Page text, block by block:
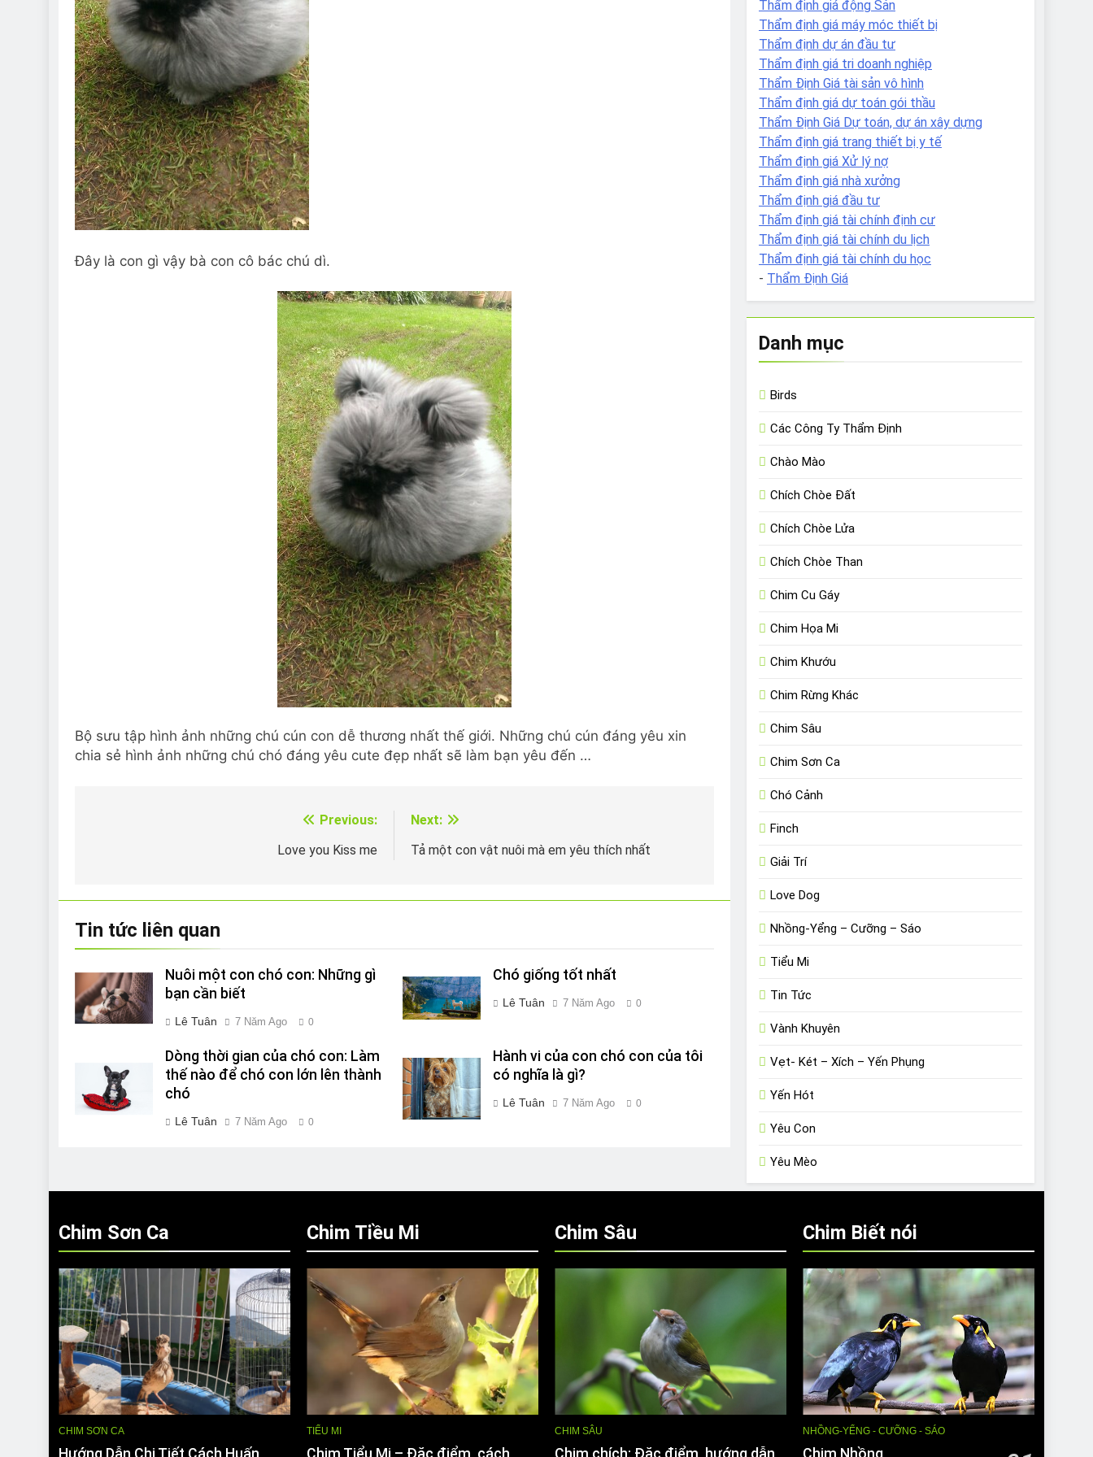
Đây là con gì vậy bà con cô bác chú dì.
Bộ sưu tập hình ảnh những chú cún con dễ thương nhất thế giới. Những chú cún đáng yêu xin
chia sẻ hình ảnh những chú chó đáng yêu cute đẹp nhất sẽ làm bạn yêu đến …
Previous:
Love you Kiss me
Next:
Tả một con vật nuôi mà em yêu thích nhất
Tin tức liên quan
Nuôi một con chó con: Những gì
bạn cần biết
Lê Tuân 7 Năm Ago 0
Chó giống tốt nhất
Lê Tuân 7 Năm Ago 0
Dòng thời gian của chó con: Làm
thế nào để chó con lớn lên thành
chó
Lê Tuân 7 Năm Ago 0
Hành vi của con chó con của tôi
có nghĩa là gì?
Lê Tuân 7 Năm Ago 0
Thẩm định giá động Sản
Thẩm định giá máy móc thiết bị
Thẩm định dự án đầu tư
Thẩm định giá tri doanh nghiệp
Thẩm Định Giá tài sản vô hình
Thẩm định giá dự toán gói thầu
Thẩm Định Giá Dự toán, dự án xây dựng
Thẩm định giá trang thiết bị y tế
Thẩm định giá Xử lý nợ
Thẩm định giá nhà xưởng
Thẩm định giá đầu tư
Thẩm định giá tài chính định cư
Thẩm định giá tài chính du lịch
Thẩm định giá tài chính du học
- Thẩm Định Giá
Danh mục
Birds
Các Công Ty Thẩm Định
Chào Mào
Chích Chòe Đất
Chích Chòe Lửa
Chích Chòe Than
Chim Cu Gáy
Chim Họa Mi
Chim Khướu
Chim Rừng Khác
Chim Sâu
Chim Sơn Ca
Chó Cảnh
Finch
Giải Trí
Love Dog
Nhồng-Yểng – Cưỡng – Sáo
Tiểu Mi
Tin Tức
Vành Khuyên
Vẹt- Két – Xích – Yến Phụng
Yến Hót
Yêu Con
Yêu Mèo
Chim Sơn Ca
CHIM SƠN CA
Hướng Dẫn Chi Tiết Cách Huấn
Chim Tiều Mi
TIỂU MI
Chim Tiểu Mi – Đặc điểm, cách
Chim Sâu
CHIM SÂU
Chim chích: Đặc điểm, hướng dẫn
Chim Biết nói
NHỒNG-YỂNG - CƯỠNG - SÁO
Chim Nhồng